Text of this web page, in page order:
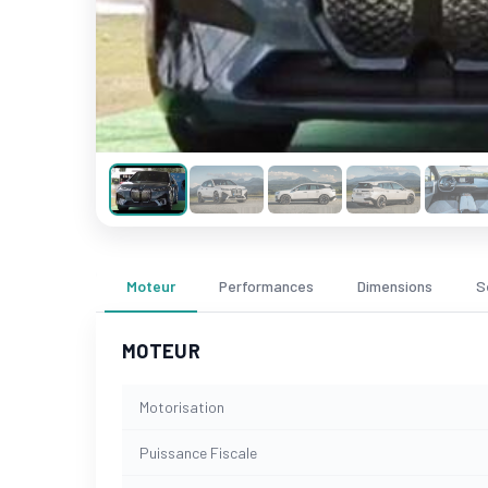
Moteur Performances Dimensions
MOTEUR
Motorisation
Puissance Fiscale